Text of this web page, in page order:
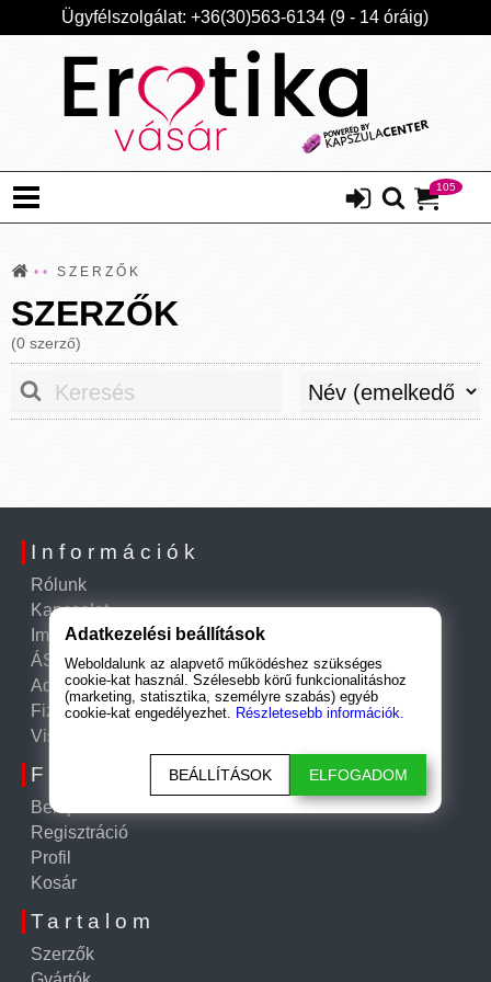
Ügyfélszolgálat: +36(30)563-6134 (9 - 14 óráig)
105
SZERZŐK
SZERZŐK
(0 szerző)
Információk
Rólunk
Kapcsolat
Impresszum
ÁSZF
Adatkezelési tájékoztató
Fizetési és szállítási információk
Visszatérítési szabályzat
Fiók
Belépés
Regisztráció
Profil
Kosár
Tartalom
Szerzők
Adatkezelési beállítások
Weboldalunk az alapvető működéshez szükséges
cookie-kat használ. Szélesebb körű funkcionalitáshoz
(marketing, statisztika, személyre szabás) egyéb
cookie-kat engedélyezhet. Részletesebb információk.
BEÁLLÍTÁSOK ELFOGADOM